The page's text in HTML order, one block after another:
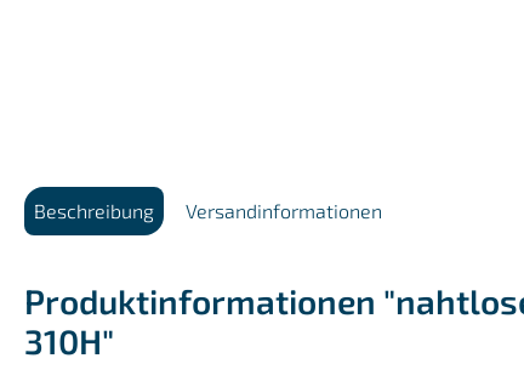
Beschreibung Versandinformationen
Produktinformationen
310H"